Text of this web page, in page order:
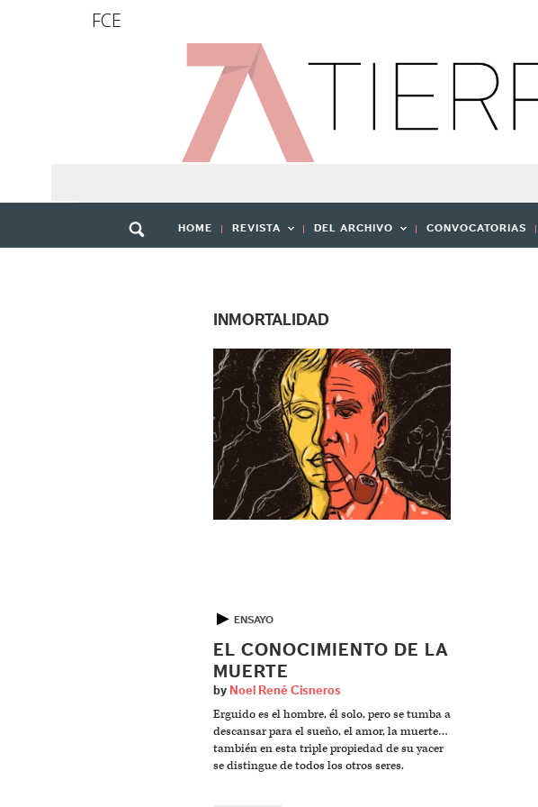
FCE
HOME REVISTA DEL ARCHIVO CONVOCATORIAS
INMORTALIDAD
▶ ENSAYO
EL CONOCIMIENTO DE LA
MUERTE
by Noel René Cisneros
Erguido es el hombre, él solo, pero se tumba a
descansar para el sueño, el amor, la muerte…
también en esta triple propiedad de su yacer
se distingue de todos los otros seres.